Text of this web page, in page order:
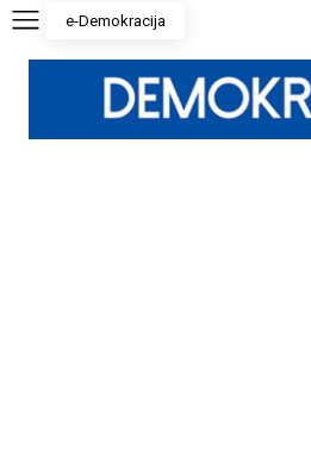
e-Demokracija